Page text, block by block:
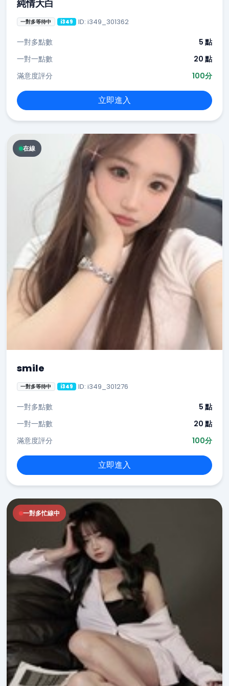
純情大白
一對多等待中 i349 ID: i349_301362
一對多點數
5 點
一對一點數
20 點
滿意度評分
100分
立即進入
在線
smile
一對多等待中 i349 ID: i349_301276
一對多點數
5 點
一對一點數
20 點
滿意度評分
100分
立即進入
一對多忙線中